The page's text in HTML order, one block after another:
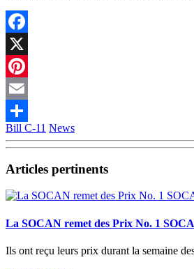
Facebook
X
Pinterest
Email
Partager
Bill C-11 News
Articles pertinents
La SOCAN remet des Prix No. 1
Ils ont reçu leurs prix durant la semaine